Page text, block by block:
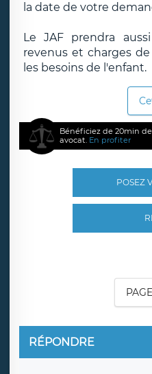
la date de votre
Le JAF prendra
revenus et charges
les besoins de l'enfant.
Bénéficiez de 20min
avocat. En profiter
POSEZ
PAGE
RÉPONDRE